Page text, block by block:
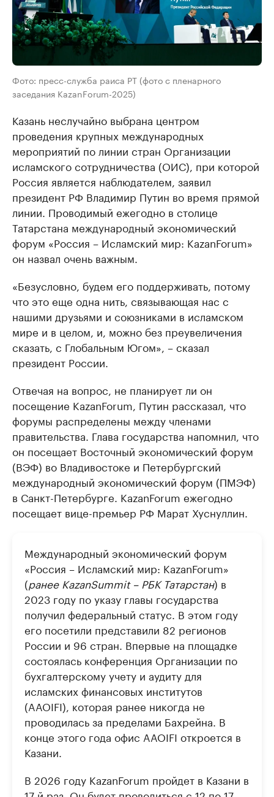
Фото: пресс-служба раиса РТ (фото с пленарного
заседания KazanForum-2025)
Казань неслучайно выбрана центром
проведения крупных международных
мероприятий по линии стран Организации
исламского сотрудничества (ОИС), при которой
Россия является наблюдателем, заявил
президент РФ Владимир Путин во время прямой
линии. Проводимый ежегодно в столице
Татарстана международный экономический
форум «Россия – Исламский мир: KazanForum»
он назвал очень важным.
«Безусловно, будем его поддерживать, потому
что это еще одна нить, связывающая нас с
нашими друзьями и союзниками в исламском
мире и в целом, и, можно без преувеличения
сказать, с Глобальным Югом», – сказал
президент России.
Отвечая на вопрос, не планирует ли он
посещение KazanForum, Путин рассказал, что
форумы распределены между членами
правительства. Глава государства напомнил, что
он посещает Восточный экономический форум
(ВЭФ) во Владивостоке и Петербургский
международный экономический форум (ПМЭФ)
в Санкт-Петербурге. KazanForum ежегодно
посещает вице-премьер РФ Марат Хуснуллин.
Международный экономический форум
«Россия – Исламский мир: KazanForum»
(ранее KazanSummit – РБК Татарстан) в
2023 году по указу главы государства
получил федеральный статус. В этом году
его посетили представили 82 регионов
России и 96 стран. Впервые на площадке
состоялась конференция Организации по
бухгалтерскому учету и аудиту для
исламских финансовых институтов
(AAOIFI), которая ранее никогда не
проводилась за пределами Бахрейна. В
конце этого года офис AAOIFI откроется в
Казани.
В 2026 году KazanForum пройдет в Казани в